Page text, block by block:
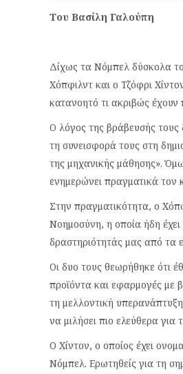
Του Βασίλη Γαλούπη
Δίχως τα Νόμπελ δύσκολα
Χόπφιλντ και ο Τζόφρι
κατανοητό τι ακριβώς έχουν
Ο λόγος της βράβευσής τους
τη συνεισφορά τους στη
της μηχανικής μάθησης».
ενημερώνει πραγματικά τον
Στην πραγματικότητα, ο
Νοημοσύνη, η οποία ήδη
δραστηριότητάς μας από τα
Οι δυο τους θεωρήθηκε ότι
προϊόντα και εφαρμογές με
τη μελλοντική
να μιλήσει πιο ελεύθερα για
Ο Χίντον, ο οποίος έχει
Νόμπελ. Ερωτηθείς για τη